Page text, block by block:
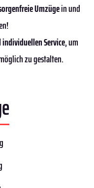
Umzügein und
Service, um
zu gestalten.